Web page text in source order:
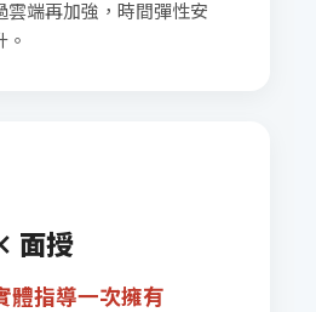
雲端再加強，時間彈性安
面授
體指導一次擁有